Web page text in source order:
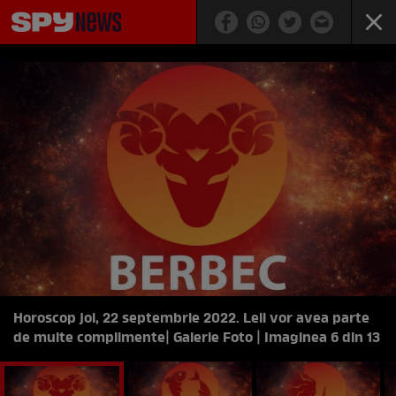
Horoscop joi, 22 septembrie 2022. Leii vor avea parte
de multe complimente| Galerie Foto | Imaginea 6 din 13